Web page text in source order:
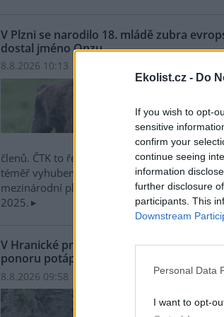
Ekolist.cz - Do
If you wish to opt-
sensitive
confirm your
continue seeing
information
further disclosure
participants. This
Downstream
Personal Data
I want to opt-
V Plzni se narodilo 18. mládě zubra
dostal jméno Onzu
8.8.2026 10:13 | PLZEŇ (
V plzeňské
evropského
zoo zubry
jméno
členů. ČTK to řekl mluvčí zahrady Martin
téměř vyhubený druh největšího savce
mezinárodní plemenná kniha a nedávno
2025.
V Hranické propasti na Přerovsku
ponoru potápěč
8.8.2026 09:58 | HRANICE ( Diskuse: 1
zatopené